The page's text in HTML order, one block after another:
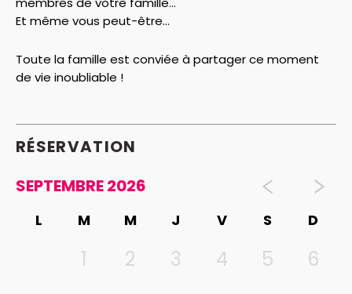
Et même vous peut-être...
Toute la famille est conviée à partager ce moment
de vie inoubliable !
RÉSERVATION
SEPTEMBRE 2026
L M M J V S D
1 2 3 4 5
6